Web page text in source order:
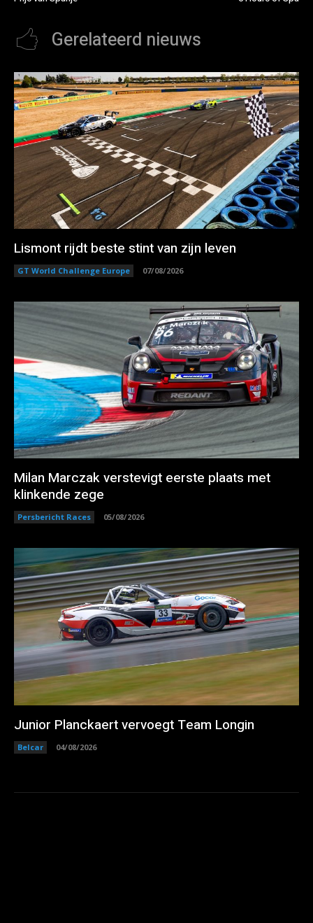
Gerelateerd nieuws
Lismont rijdt beste stint van zijn leven
GT World Challenge Europe 07/08/2026
Milan Marczak verstevigt eerste plaats met
klinkende zege
Persbericht Races 05/08/2026
Junior Planckaert vervoegt Team Longin
Belcar 04/08/2026